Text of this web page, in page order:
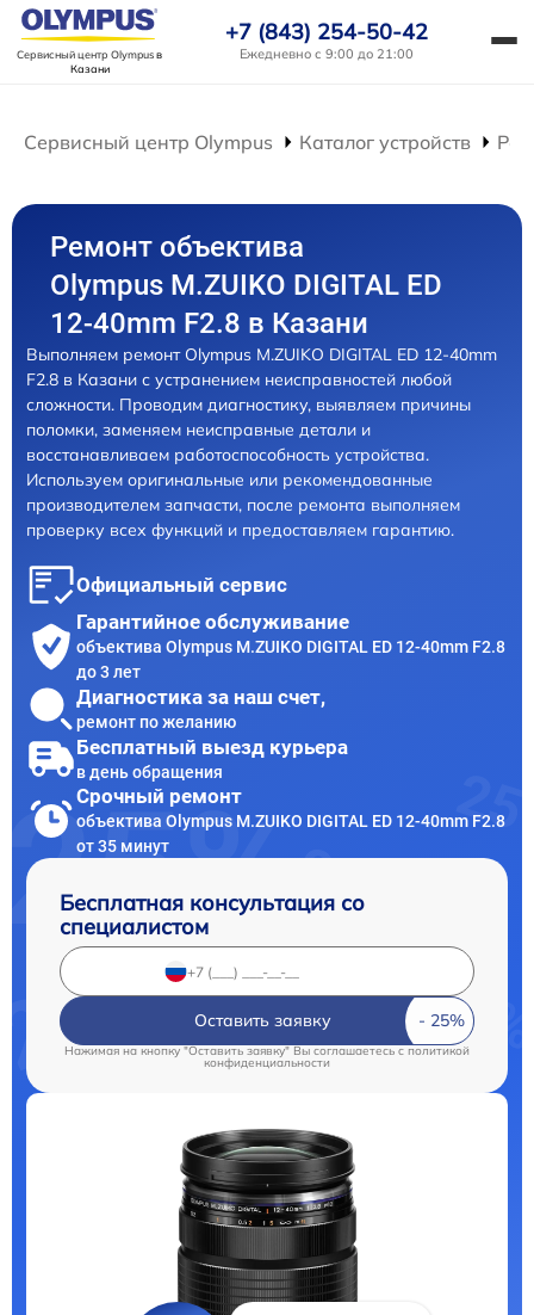
Сервисный центр Olympusв
Казани
+7 (843) 254-50-42
Ежедневно с 9:00 до 21:00
Сервисный центр Olympus Каталог устройств
Ремонт объектива
Olympus M.ZUIKO DIGITAL ED
12-40mm F2.8 в Казани
Выполняем ремонт Olympus M.ZUIKO DIGITAL ED 12-40mm
F2.8 в Казани с устранением неисправностей любой
сложности. Проводим диагностику, выявляем причины
поломки, заменяем неисправные детали и
восстанавливаем работоспособность устройства.
Используем оригинальные или рекомендованные
производителем запчасти, после ремонта выполняем
проверку всех функций и предоставляем гарантию.
Официальный сервис
Гарантийное обслуживание
объектива Olympus M.ZUIKO DIGITAL ED 12-40mm F2.8
до 3 лет
Диагностика за наш счет,
ремонт по желанию
Бесплатный выезд курьера
в день обращения
Срочный ремонт
объектива Olympus M.ZUIKO DIGITAL ED 12-40mm F2.8
от 35 минут
Бесплатная консультация со
специалистом
Оставить заявку
Нажимая на кнопку "Оставить заявку" Вы соглашаетесь c политикой
конфиденциальности